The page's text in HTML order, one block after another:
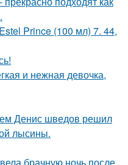
Prince (100 мл) 7. 44,
и нежная девочка,
Денис шведов решил
лысины.
брачную ночь после